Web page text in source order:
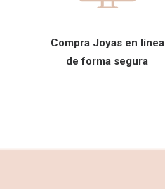
Compra Joyas en línea
de forma segura